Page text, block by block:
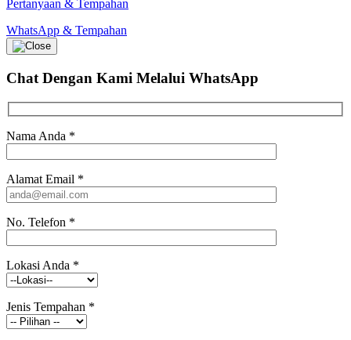
Pertanyaan & Tempahan
WhatsApp & Tempahan
Chat Dengan Kami Melalui WhatsApp
Nama Anda *
Alamat Email *
No. Telefon *
Lokasi Anda *
Jenis Tempahan *